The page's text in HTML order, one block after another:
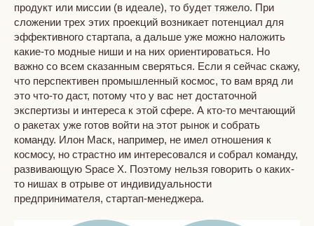
продукт или миссии (в идеале), то будет тяжело. При
сложении трех этих проекций возникает потенциал для
эффективного стартапа, а дальше уже можно наложить
какие-то модные ниши и на них ориентироваться. Но
важно со всем сказанным сверяться. Если я сейчас скажу,
что перспективен промышленный космос, то вам вряд ли
это что-то даст, потому что у вас нет достаточной
экспертизы и интереса к этой сфере. А кто-то мечтающий
о ракетах уже готов войти на этот рынок и собрать
команду. Илон Маск, например, не имел отношения к
космосу, но страстно им интересовался и собрал команду,
развивающую Space X. Поэтому нельзя говорить о каких-
то нишах в отрыве от индивидуальности
предпринимателя, стартап-менеджера.